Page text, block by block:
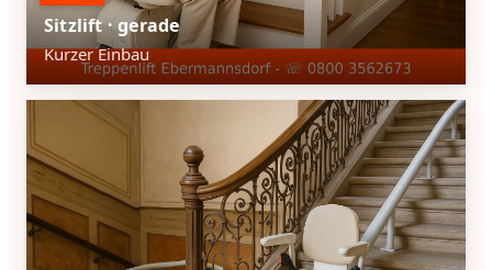
Sitzlift · gerade
Kurzer Einbau